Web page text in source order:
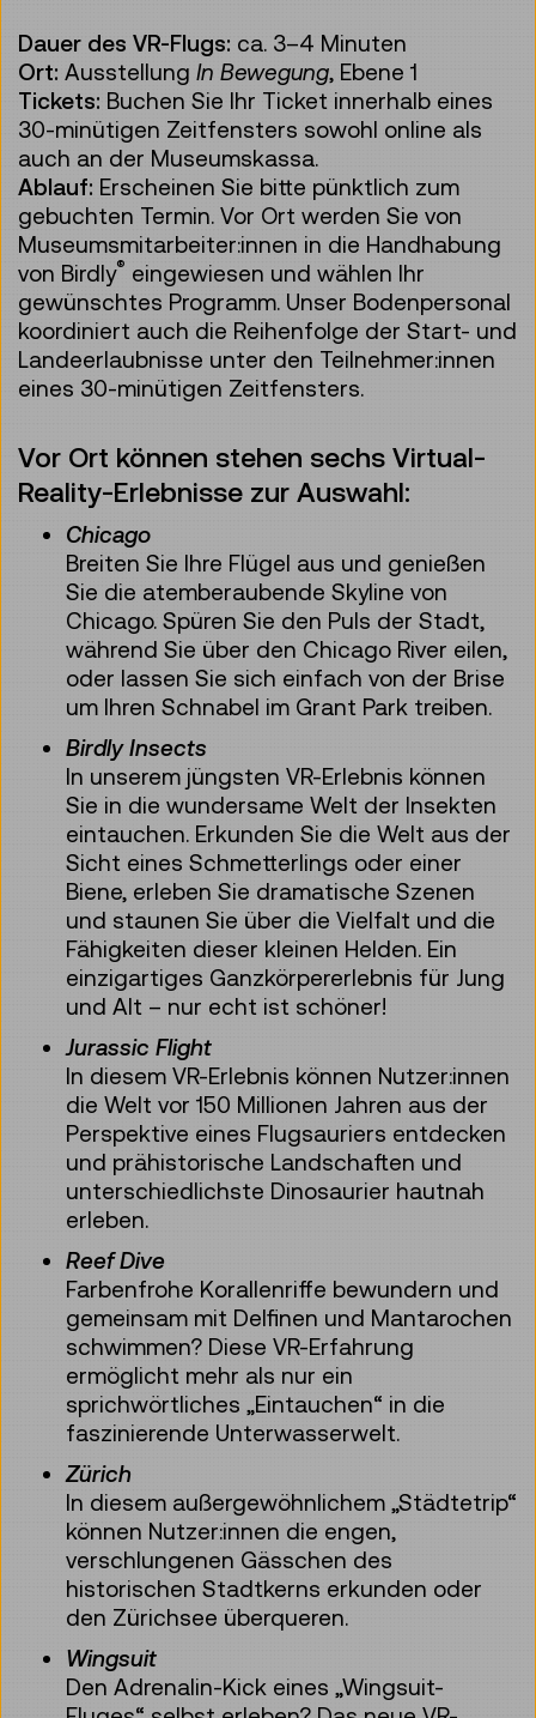
Dauer des VR-Flugs: ca. 3–4 Minuten
Ort: Ausstellung In Bewegung, Ebene 1
Tickets: Buchen Sie Ihr Ticket innerhalb eines
30-minütigen Zeitfensters sowohl online als
auch an der Museumskassa.
Ablauf: Erscheinen Sie bitte pünktlich zum
gebuchten Termin. Vor Ort werden Sie von
Museumsmitarbeiter:innen in die Handhabung
von Birdly® eingewiesen und wählen Ihr
gewünschtes Programm. Unser Bodenpersonal
koordiniert auch die Reihenfolge der Start- und
Landeerlaubnisse unter den Teilnehmer:innen
eines 30-minütigen Zeitfensters.
Vor Ort können stehen sechs Virtual-
Reality-Erlebnisse zur Auswahl:
Chicago
Breiten Sie Ihre Flügel aus und genießen
Sie die atemberaubende Skyline von
Chicago. Spüren Sie den Puls der Stadt,
während Sie über den Chicago River eilen,
oder lassen Sie sich einfach von der Brise
um Ihren Schnabel im Grant Park treiben.
Birdly Insects
In unserem jüngsten VR-Erlebnis können
Sie in die wundersame Welt der Insekten
eintauchen. Erkunden Sie die Welt aus der
Sicht eines Schmetterlings oder einer
Biene, erleben Sie dramatische Szenen
und staunen Sie über die Vielfalt und die
Fähigkeiten dieser kleinen Helden. Ein
einzigartiges Ganzkörpererlebnis für Jung
und Alt – nur echt ist schöner!
Jurassic Flight
In diesem VR-Erlebnis können Nutzer:innen
die Welt vor 150 Millionen Jahren aus der
Perspektive eines Flugsauriers entdecken
und prähistorische Landschaften und
unterschiedlichste Dinosaurier hautnah
erleben.
Reef Dive
Farbenfrohe Korallenriffe bewundern und
gemeinsam mit Delfinen und Mantarochen
schwimmen? Diese VR-Erfahrung
ermöglicht mehr als nur ein
sprichwörtliches „Eintauchen“ in die
faszinierende Unterwasserwelt.
Zürich
In diesem außergewöhnlichem „Städtetrip“
können Nutzer:innen die engen,
verschlungenen Gässchen des
historischen Stadtkerns erkunden oder
den Zürichsee überqueren.
Wingsuit
Den Adrenalin-Kick eines „Wingsuit-